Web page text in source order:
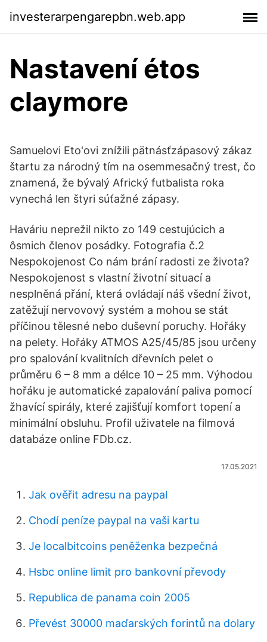
investerarpengarepbn.web.app
Nastavení étos
claymore
Samuelovi Eto'ovi znížili pätnásťzápasový zákaz
štartu za národný tím na osemmesačný trest, čo
znamená, že bývalý Africký futbalista roka
vynechá len štyri súťažné zápasy.
Haváriu neprežil nikto zo 149 cestujúcich a
ôsmich členov posádky. Fotografia č.2
Nespokojenost Co nám brání radosti ze života?
Nespokojenost s vlastní životní situací a
nesplněná přání, která ovládají náš všední život,
zatěžují nervovový systém a mohou se stát
příčinou tělesné nebo duševní poruchy. Hořáky
na pelety. Hořáky ATMOS A25/45/85 jsou určeny
pro spalování kvalitních dřevních pelet o
průměru 6 – 8 mm a délce 10 – 25 mm. Výhodou
hořáku je automatické zapalování paliva pomocí
žhavící spirály, které zajišťují komfort topení a
minimální obsluhu. Profil uživatele na filmová
databáze online FDb.cz.
17.05.2021
Jak ověřit adresu na paypal
Chodí peníze paypal na vaši kartu
Je localbitcoins peněženka bezpečná
Hsbc online limit pro bankovní převody
Republica de panama coin 2005
Převést 30000 maďarských forintů na dolary